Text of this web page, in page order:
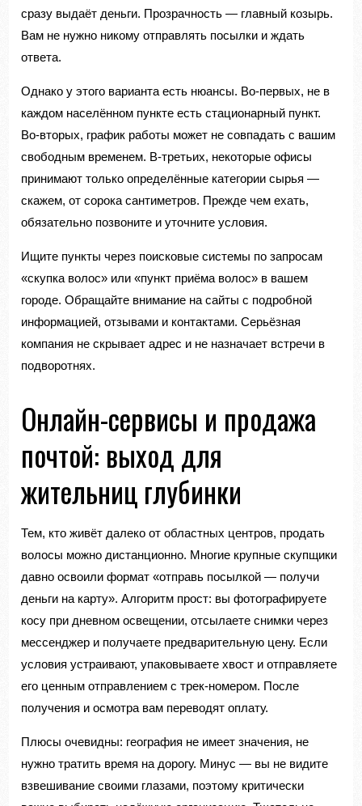
сразу выдаёт деньги. Прозрачность — главный козырь.
Вам не нужно никому отправлять посылки и ждать
ответа.
Однако у этого варианта есть нюансы. Во-первых, не в
каждом населённом пункте есть стационарный пункт.
Во-вторых, график работы может не совпадать с вашим
свободным временем. В-третьих, некоторые офисы
принимают только определённые категории сырья —
скажем, от сорока сантиметров. Прежде чем ехать,
обязательно позвоните и уточните условия.
Ищите пункты через поисковые системы по запросам
«скупка волос» или «пункт приёма волос» в вашем
городе. Обращайте внимание на сайты с подробной
информацией, отзывами и контактами. Серьёзная
компания не скрывает адрес и не назначает встречи в
подворотнях.
Онлайн-сервисы и продажа
почтой: выход для
жительниц глубинки
Тем, кто живёт далеко от областных центров, продать
волосы можно дистанционно. Многие крупные скупщики
давно освоили формат «отправь посылкой — получи
деньги на карту». Алгоритм прост: вы фотографируете
косу при дневном освещении, отсылаете снимки через
мессенджер и получаете предварительную цену. Если
условия устраивают, упаковываете хвост и отправляете
его ценным отправлением с трек-номером. После
получения и осмотра вам переводят оплату.
Плюсы очевидны: география не имеет значения, не
нужно тратить время на дорогу. Минус — вы не видите
взвешивание своими глазами, поэтому критически